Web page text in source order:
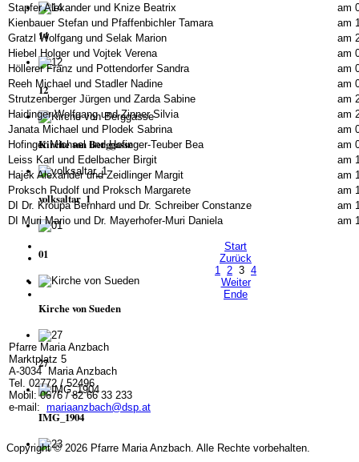
14
12
Kirche von Berggasse
volksaltar_1
01
Kirche von Sueden
27
IMG_1904
Stapfer Alexander und Knize Beatrix
am
Kienbauer Stefan und Pfaffenbichler Tamara
am
Gratzl Wolfgang und Selak Marion
am
Hiebel Holger und Vojtek Verena
am
Höllerer Franz und Pottendorfer Sandra
am
Reeh Michael und Stadler Nadine
am
Strutzenberger Jürgen und Zarda Sabine
am
Haidinger Wolfgang und Zinner Silvia
am
Janata Michael und Plodek Sabrina
am
Hofinger Michael und Hofinger-Teuber Bea
am
Leiss Karl und Edelbacher Birgit
am
Hajek Alexander und Zeidlinger Margit
am
Proksch Rudolf und Proksch Margarete
am
DI Dr. Kroupa Bernhard und Dr. Schreiber Constanze
am
DI Muri Mario und Dr. Mayerhofer-Muri Daniela
am
Start
Zurück
1
2 3 4
Weiter
Ende
Pfarre Maria Anzbach
Marktplatz 5
A-3034 Maria Anzbach
Tel. 02772 / 52496
Mobil: 0676 / 82 66 33 233
e-mail: mariaanzbach@dsp.at
Copyright © 2026 Pfarre Maria Anzbach. Alle Rechte vorbehalten.